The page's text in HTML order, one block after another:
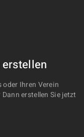
Ihren Verein
erstellen Sie jetzt